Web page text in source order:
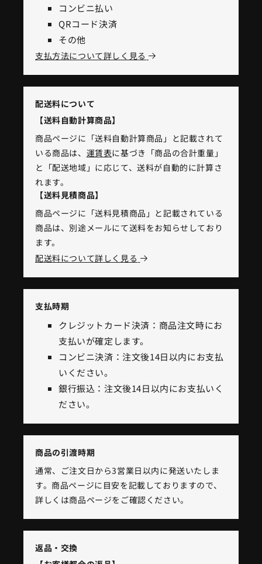
コンビニ払い
QRコード決済
その他
支払方法について詳しく見る
配送料について
【送料自動計算商品】
商品ページに「送料自動計算商品」と記載されて
いる商品は、 運賃表に基づき「商品の合計重量」
と「配送地域」に応じて、送料が自動的に計算さ
れます。
【送料見積商品】
商品ページに「送料見積商品」と記載されている
商品は、別途メールにて送料をお知らせしており
ます。
配送料について詳しく見る
支払時期
クレジットカード決済：商品注文時にお
支払いが確定します。
コンビニ決済：注文後14日以内にお支払
いください。
銀行振込：注文後14日以内にお支払いく
ださい。
商品の引渡時期
通常、ご注文日から3営業日以内に発送いたしま
す。商品ページに目安を記載しておりますので、
詳しくは商品ページをご確認ください。
返品・交換